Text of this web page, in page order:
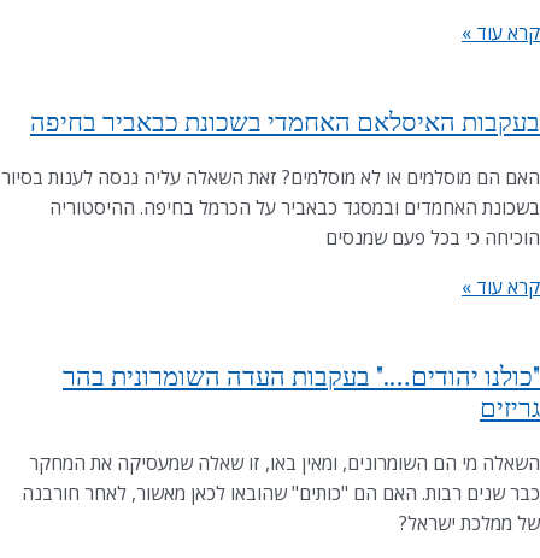
קרא עוד »
בעקבות האיסלאם האחמדי בשכונת כבאביר בחיפה
האם הם מוסלמים או לא מוסלמים? זאת השאלה עליה ננסה לענות בסיור
בשכונת האחמדים ובמסגד כבאביר על הכרמל בחיפה. ההיסטוריה
הוכיחה כי בכל פעם שמנסים
קרא עוד »
"כולנו יהודים…." בעקבות העדה השומרונית בהר
גריזים
השאלה מי הם השומרונים, ומאין באו, זו שאלה שמעסיקה את המחקר
כבר שנים רבות. האם הם "כותים" שהובאו לכאן מאשור, לאחר חורבנה
של ממלכת ישראל?